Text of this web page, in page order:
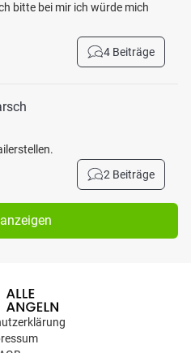
bitte bei mir ich würde mich
4 Beiträge
2 Beiträge